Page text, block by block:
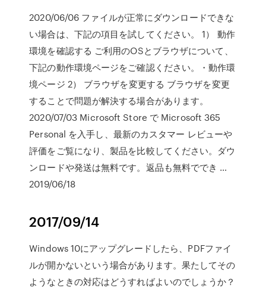
2020/06/06 ファイルが正常にダウンロードできな
い場合は、下記の項目を試してください。 1） 動作
環境を確認する ご利用のOSとブラウザについて、
下記の動作環境ページをご確認ください。・動作環
境ページ 2） ブラウザを変更する ブラウザを変更
することで問題が解決する場合があります。
2020/07/03 Microsoft Store で Microsoft 365
Personal を入手し、最新のカスタマー レビューや
評価をご覧になり、製品を比較してください。ダウ
ンロードや発送は無料です。返品も無料ででき …
2019/06/18
2017/09/14
Windows 10にアップグレードしたら、PDFファイ
ルが開かないという場合があります。果たしてその
ようなときの対応はどうすればよいのでしょうか？